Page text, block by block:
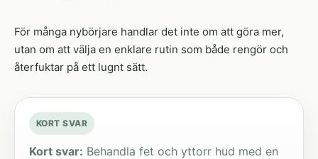
För många nybörjare handlar det inte om att göra mer,
utan om att välja en enklare rutin som både rengör och
återfuktar på ett lugnt sätt.
KORT SVAR
Kort svar: Behandla fet och yttorr hud med en